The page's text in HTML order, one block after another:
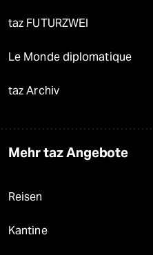
taz FUTURZWEI
Le Monde diplomatique
taz Archiv
Mehr taz Angebote
Reisen
Kantine